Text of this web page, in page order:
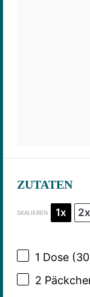
ZUTATEN
SKALIEREN 1x 2x
1 Dose
2